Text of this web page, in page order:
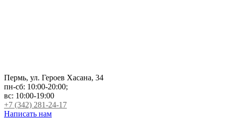
Пермь, ул. Героев Хасана, 34
пн-сб: 10:00-20:00;
вс: 10:00-19:00
+7 (342) 281-24-17
Написать нам